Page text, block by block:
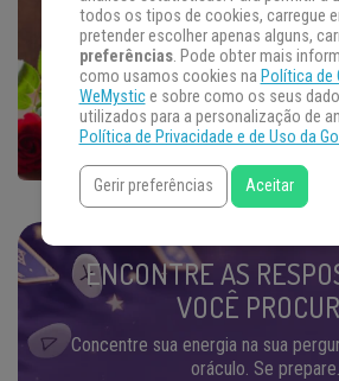
ENCONTRE AS
VOCÊ
Concentre sua energia na sua
oráculo. Se prepare.
todos os tipos de cookies, carregue
pretender escolher apenas alguns,
preferências. Pode obter mais
como usamos cookies na Política de
WeMystice sobre como os seus
utilizados para a personalização de
Política de Privacidade e de Uso da
Gerir preferências Aceitar